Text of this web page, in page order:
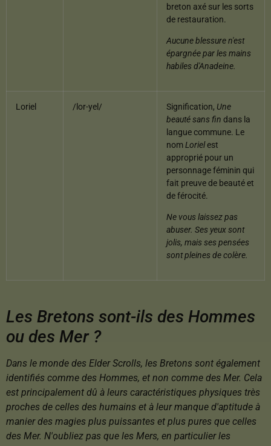
breton axé sur les sorts
de restauration.
Aucune blessure n'est
épargnée par les mains
habiles d'Anadeine.
Loriel /lor-yel/ Signification, Une
beauté sans fin dans la
langue commune. Le
nomLorielest
approprié pour un
personnage féminin qui
fait preuve de beauté et
de férocité.
Ne vous laissez pas
abuser. Ses yeux sont
jolis, mais ses pensées
sont pleines de colère.
Les Bretons sont-ils des Hommes
ou des Mer ?
Dans le monde des Elder Scrolls, les Bretons sont également
identifiés comme des Hommes, et non comme des Mer. Cela
est principalement dû à leurs caractéristiques physiques très
proches de celles des humains et à leur manque d'aptitude à
manier des magies plus puissantes et plus pures que celles
des Mer. N'oubliez pas que les Mers, en particulier les